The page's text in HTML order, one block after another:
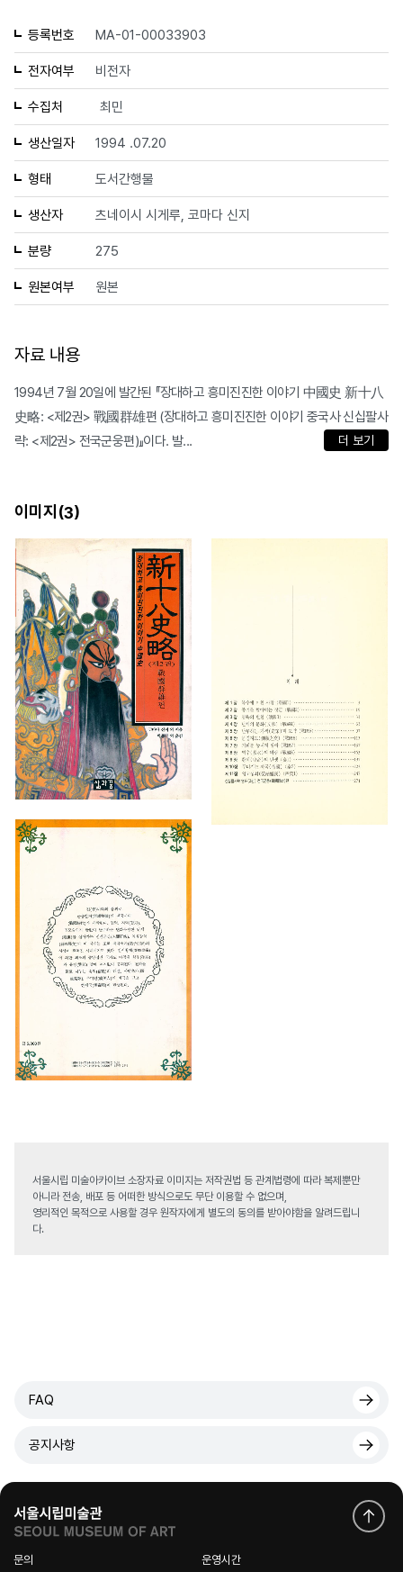
등록번호 MA-01-00033903
전자여부 비전자
수집처 최민
생산일자 1994 .07.20
형태 도서간행물
생산자 츠네이시 시게루, 코마다 신지
분량 275
원본여부 원본
자료 내용
1994년 7월 20일에 발간된 『장대하고 흥미진진한 이야기 中國史 新十八
史略: <제2권> 戰國群雄편 (장대하고 흥미진진한 이야기 중국사 신십팔사
략: <제2권> 전국군웅편)』이다. 발...
더 보기
이미지(3)
서울시립 미술아카이브 소장자료 이미지는 저작권법 등 관계법령에 따라 복제뿐만
아니라 전송, 배포 등 어떠한 방식으로도 무단 이용할 수 없으며,
영리적인 목적으로 사용할 경우 원작자에게 별도의 동의를 받아야함을 알려드립니
다.
FAQ
공지사항
문의 운영시간